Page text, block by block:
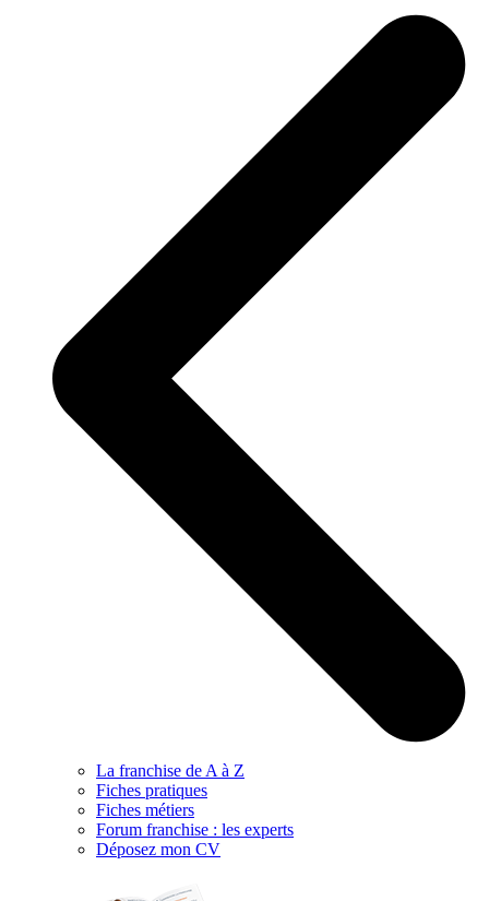
La franchise de A à Z
Fiches pratiques
Fiches métiers
Forum franchise : les experts
Déposez mon CV